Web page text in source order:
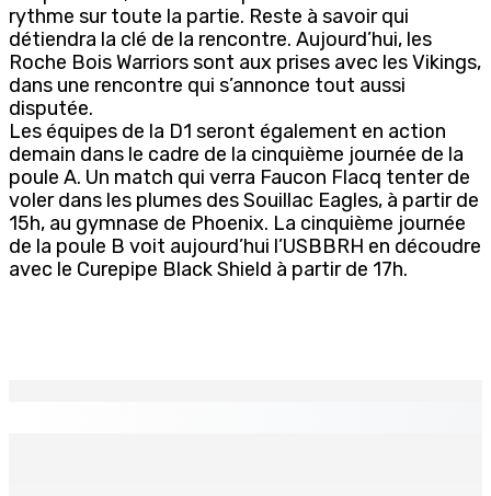
rythme sur toute la partie. Reste à savoir qui
détiendra la clé de la rencontre. Aujourd’hui, les
Roche Bois Warriors sont aux prises avec les Vikings,
dans une rencontre qui s’annonce tout aussi
disputée.
Les équipes de la D1 seront également en action
demain dans le cadre de la cinquième journée de la
poule A. Un match qui verra Faucon Flacq tenter de
voler dans les plumes des Souillac Eagles, à partir de
15h, au gymnase de Phoenix. La cinquième journée
de la poule B voit aujourd’hui l’USBBRH en découdre
avec le Curepipe Black Shield à partir de 17h.